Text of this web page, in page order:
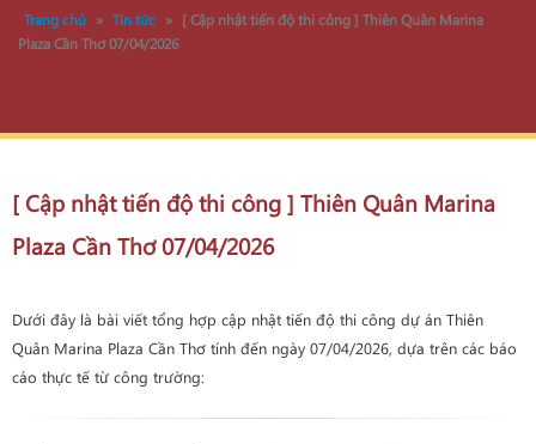
Trang chủ » Tin tức » [ Cập nhật tiến độ thi công ] Thiên Quân Marina
Plaza Cần Thơ 07/04/2026
[ Cập nhật tiến độ thi công ] Thiên Quân Marina
Plaza Cần Thơ 07/04/2026
Dưới đây là bài viết tổng hợp cập nhật tiến độ thi công dự án Thiên
Quân Marina Plaza Cần Thơ tính đến ngày 07/04/2026, dựa trên các báo
cáo thực tế từ công trường: